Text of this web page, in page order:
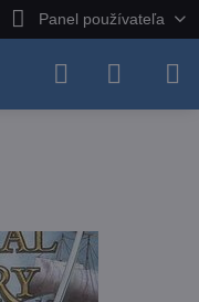
Panel používateľa